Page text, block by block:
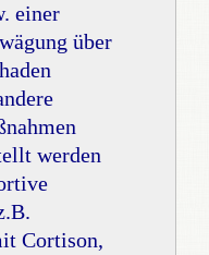
einer
über
werden
Cortison,